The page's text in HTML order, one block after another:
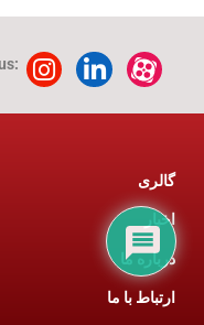
گالری
اخبار
درباره ما
ارتباط با ما